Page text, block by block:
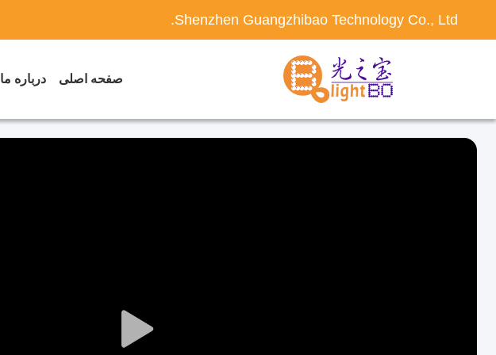
Shenzhen Guangzhibao Technology Co., Ltd.
صفحه اصلی درباره ما
Play